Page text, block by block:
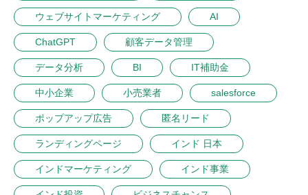
ウェブサイトマーケティング AI
ChatGPT 顧客データ管理
データ分析 BI IT補助金
中小企業 小売業者 salesforce
ポップアップ広告 匿名リード
ランディングページ インド 日本
インドマーケティング インド事業